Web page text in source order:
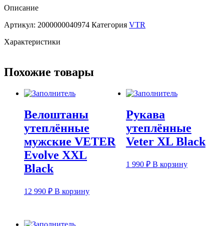
Описание
Артикул: 2000000040974 Категория VTR
Характеристики
Похожие товары
Велоштаны
утеплённые
мужские VETER
Evolve XXL
Black
12 990 ₽ В корзину
Рукава
утеплённые
Veter XL Black
1 990 ₽ В корзину